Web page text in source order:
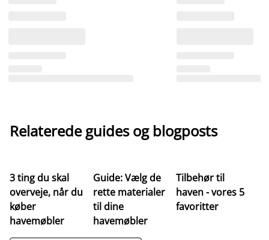
Relaterede guides og blogposts
3 ting du skal
overveje, når du
køber
havemøbler
Guide: Vælg de
rette materialer
til dine
havemøbler
Tilbehør til
haven - vores 5
favoritter